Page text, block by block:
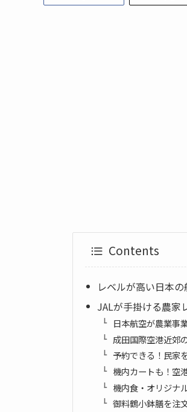
Contents
レベルが高い日本
JALが手掛ける農家
日本航空が農業事
成田国際空港近郊
予約できる！民家
機内カートも！空
機内食・オリジナ
御料鶴小鉢膳を注